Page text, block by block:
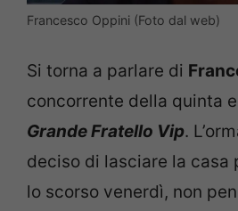
Francesco Oppini (Foto dal web)
Si torna a parlare di
concorrente della quinta
Grande Fratello Vip.
deciso di lasciare la casa
lo scorso venerdì, non